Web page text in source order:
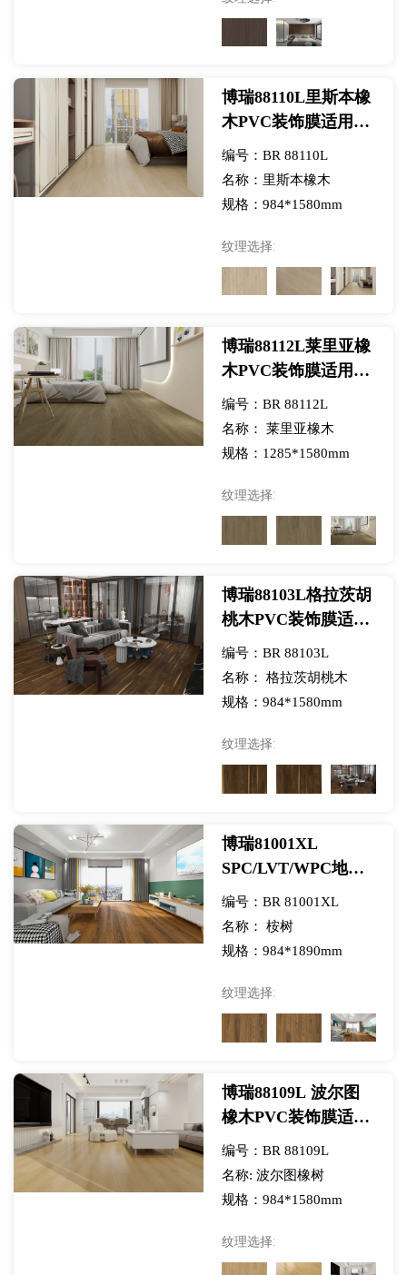
博瑞88110L里斯本橡
木PVC装饰膜适用于
SPC/LVT/WPC地板-
展览
编号：BR 88110L
名称：里斯本橡木
规格：984*1580mm
纹理选择:
博瑞88112L莱里亚橡
木PVC装饰膜适用于
SPC/LVT/WPC地板-
展览
编号：BR 88112L
名称： 莱里亚橡木
规格：1285*1580mm
纹理选择:
博瑞88103L格拉茨胡
桃木PVC装饰膜适用
于SPC/LVT/WPC地
板-EXHIBORUI
编号：BR 88103L
名称： 格拉茨胡桃木
规格：984*1580mm
纹理选择:
博瑞81001XL
SPC/LVT/WPC地板
用桉树PVC装饰膜-展
览
编号：BR 81001XL
名称： 桉树
规格：984*1890mm
纹理选择:
博瑞88109L 波尔图
橡木PVC装饰膜适用
于SPC/LVT/WPC地
板-展览
编号：BR 88109L
名称: 波尔图橡树
规格：984*1580mm
纹理选择: